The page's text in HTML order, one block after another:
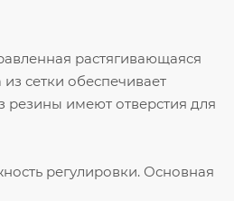
растягивающаяся
сетки обеспечивает
имеют отверстия для
регулировки. Основная